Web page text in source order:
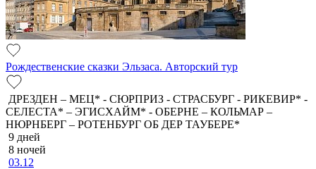
Рождественские сказки Эльзаса. Авторский тур
ДРЕЗДЕН – МЕЦ* - СЮРПРИЗ - СТРАСБУРГ - РИКЕВИР* -
СЕЛЕСТА* – ЭГИСХАЙМ* - ОБЕРНЕ – КОЛЬМАР –
НЮРНБЕРГ – РОТЕНБУРГ ОБ ДЕР ТАУБЕРЕ*
9 дней
8 ночей
03.12